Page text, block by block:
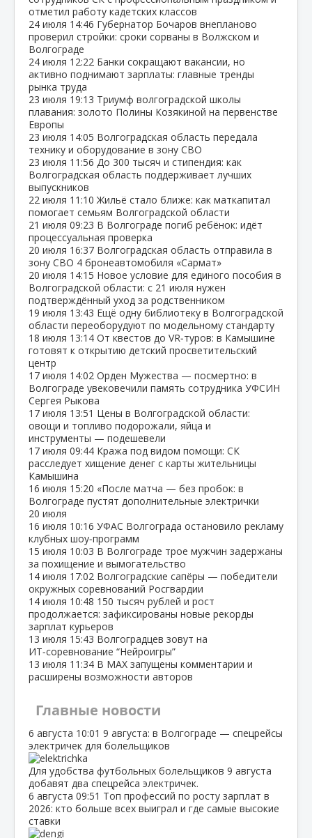
отметил работу кадетских классов
24 июля 14:46 Губернатор Бочаров внепланово
проверил стройки: сроки сорваны в Волжском и
Волгограде
24 июля 12:22 Банки сокращают вакансии, но
активно поднимают зарплаты: главные тренды
рынка труда
23 июля 19:13 Триумф волгоградской школы
плавания: золото Полины Козякиной на первенстве
Европы
23 июля 14:05 Волгоградская область передала
технику и оборудование в зону СВО
23 июля 11:56 До 300 тысяч и стипендия: как
Волгоградская область поддерживает лучших
выпускников
22 июля 11:10 Жильё стало ближе: как маткапитал
помогает семьям Волгоградской области
21 июля 09:23 В Волгограде погиб ребёнок: идёт
процессуальная проверка
20 июля 16:37 Волгоградская область отправила в
зону СВО 4 бронеавтомобиля «Сармат»
20 июля 14:15 Новое условие для единого пособия в
Волгоградской области: с 21 июля нужен
подтверждённый уход за родственником
19 июля 13:43 Ещё одну библиотеку в Волгоградской
области переоборудуют по модельному стандарту
18 июля 13:14 От квестов до VR‑туров: в Камышине
готовят к открытию детский просветительский
центр
17 июля 14:02 Орден Мужества — посмертно: в
Волгограде увековечили память сотрудника УФСИН
Сергея Рыкова
17 июля 13:51 Цены в Волгоградской области:
овощи и топливо подорожали, яйца и
инструменты — подешевели
17 июля 09:44 Кража под видом помощи: СК
расследует хищение денег с карты жительницы
Камышина
16 июля 15:20 «После матча — без пробок: в
Волгограде пустят дополнительные электрички
20 июля
16 июля 10:16 УФАС Волгограда остановило рекламу
клубных шоу‑программ
15 июля 10:03 В Волгограде трое мужчин задержаны
за похищение и вымогательство
14 июля 17:02 Волгоградские сапёры — победители
окружных соревнований Росгвардии
14 июля 10:48 150 тысяч рублей и рост
продолжается: зафиксированы новые рекорды
зарплат курьеров
13 июля 15:43 Волгоградцев зовут на
ИТ‑соревнование “Нейроигры”
13 июля 11:34 В МАХ запущены комментарии и
расширены возможности авторов
Главные новости
6 августа 10:01 9 августа: в Волгограде — спецрейсы
электричек для болельщиков
Для удобства футбольных болельщиков 9 августа
добавят два спецрейса электричек.
6 августа 09:51 Топ профессий по росту зарплат в
2026: кто больше всех выиграл и где самые высокие
ставки